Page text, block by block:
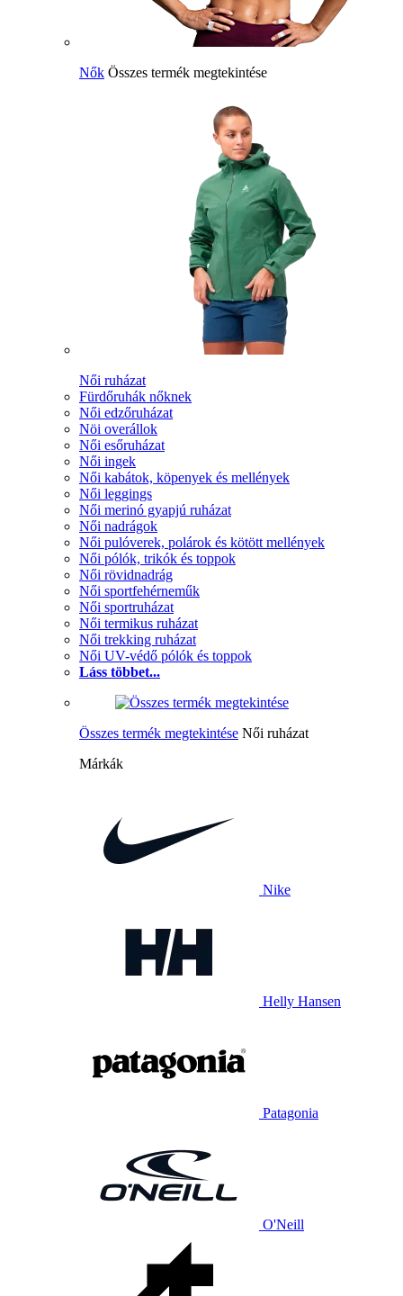
Nők Összes termék megtekintése
Női ruházat
Fürdőruhák nőknek
Női edzőruházat
Nöi overállok
Női esőruházat
Női ingek
Női kabátok, köpenyek és mellények
Női leggings
Női merinó gyapjú ruházat
Női nadrágok
Női pulóverek, polárok és kötött mellények
Női pólók, trikók és toppok
Női rövidnadrág
Női sportfehérneműk
Női sportruházat
Női termikus ruházat
Női trekking ruházat
Női UV-védő pólók és toppok
Láss többet...
Összes termék megtekintése Női ruházat
Márkák
Nike
Helly Hansen
Patagonia
O'Neill